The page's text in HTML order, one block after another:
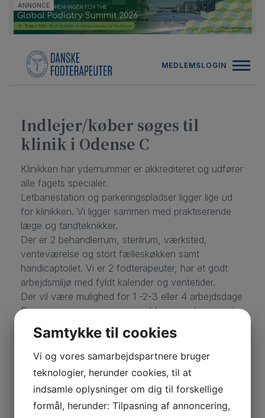
Hop
til
indholdet
ANNONCE
MEDLEMSLOGIN
Indlejer/køber søges til
klinik i Odense C
Klinikken har ydernummer er akkrediteret og udfører
alle fagets specialer.
Letbanestation og parkeringspladser ligger lige ud
for klinikken. Vi ligger sammen med praktiserende
læge og tandteknikker.
Der er 2 behandlerrum, sterilrum, værksted,
venteværelse og stort fælleskøkken samt
handicaptoilet. Vi er 2 fodterapeuter, har et godt
arbejdsmiljø med fyldt kalender og ventetider.
Der vil være mulighed for 1 -2-3 eller 4 arbejdsdage
Da jeg nærmer mig pensionsalderen ønsker jeg at
gå ned i tid.
Der vil være mulighed for køb af klinikken enten nu
eller på sigt, eventuelt med mig som indlejer.
Jeg kan kontaktes på telefon 24836259.
Email –brianpanvig@hotmail.com
Samtykke til cookies
Vi og vores samarbejdspartnere bruger
teknologier, herunder cookies, til at
indsamle oplysninger om dig til forskellige
formål, herunder: Tilpasning af annoncering,